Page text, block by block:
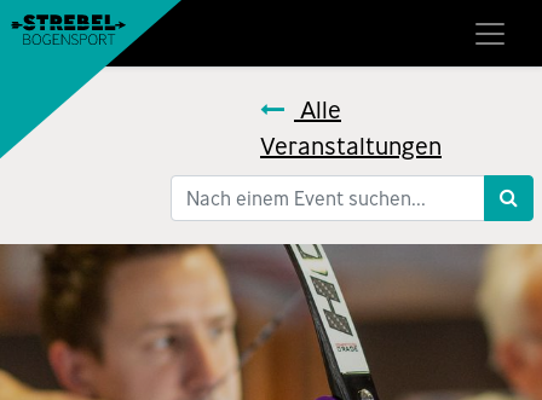
Alle
Veranstaltungen